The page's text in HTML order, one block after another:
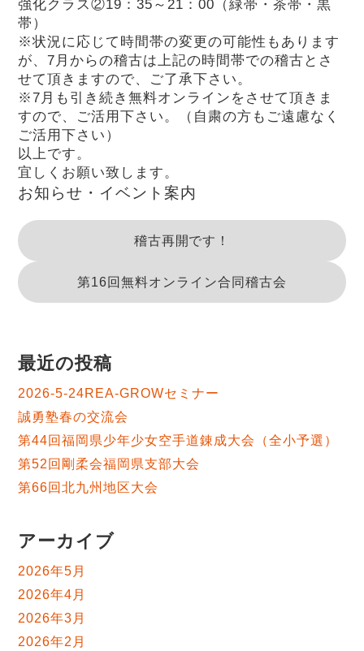
強化クラス②19：35～21：00（緑帯・茶帯・黒
帯）
※状況に応じて時間帯の変更の可能性もあります
が、7月からの稽古は上記の時間帯での稽古とさ
せて頂きますので、ご了承下さい。
※7月も引き続き無料オンラインをさせて頂きま
すので、ご活用下さい。（自粛の方もご遠慮なく
ご活用下さい）
以上です。
宜しくお願い致します。
お知らせ・イベント案内
稽古再開です！
第16回無料オンライン合同稽古会
最近の投稿
2026-5-24REA-GROWセミナー
誠勇塾春の交流会
第44回福岡県少年少女空手道錬成大会（全小予選）
第52回剛柔会福岡県支部大会
第66回北九州地区大会
アーカイブ
2026年5月
2026年4月
2026年3月
2026年2月